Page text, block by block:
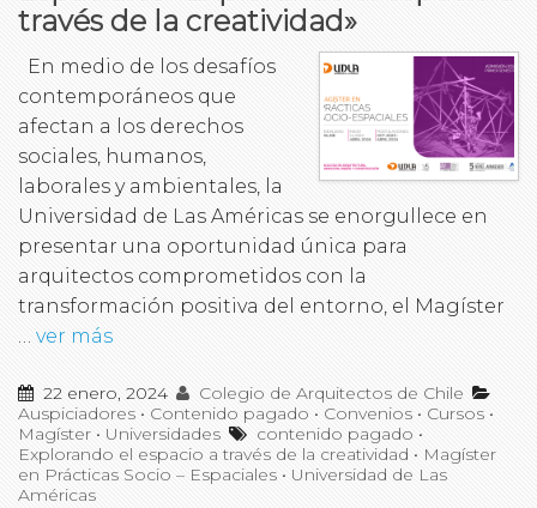
través de la creatividad»
En medio de los desafíos
contemporáneos que
afectan a los derechos
sociales, humanos,
laborales y ambientales, la
Universidad de Las Américas se enorgullece en
presentar una oportunidad única para
arquitectos comprometidos con la
transformación positiva del entorno, el Magíster
… ver más
22 enero, 2024
Colegio de Arquitectos de Chile
Auspiciadores • Contenido pagado • Convenios • Cursos •
Magíster • Universidades contenido pagado •
Explorando el espacio a través de la creatividad • Magíster
en Prácticas Socio – Espaciales • Universidad de Las
Américas